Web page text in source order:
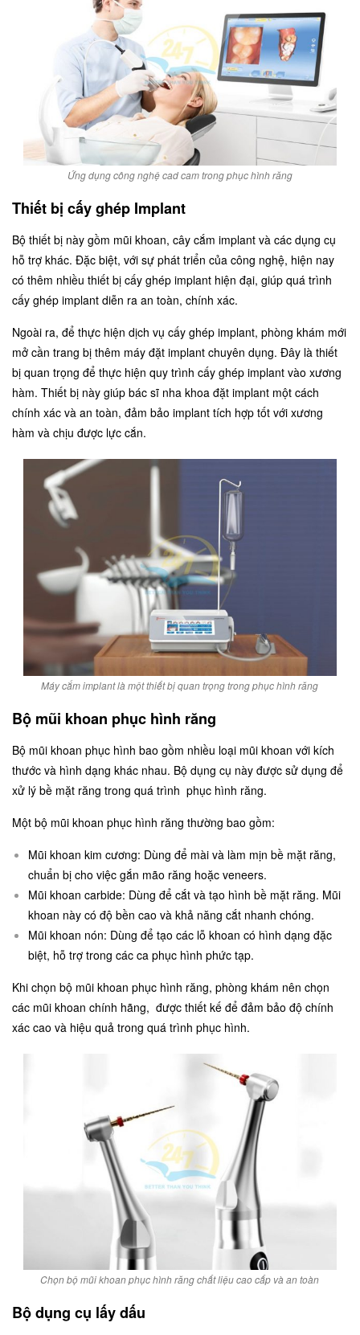
Ứng dụng công nghệ cad cam trong phục hình răng
Thiết bị cấy ghép Implant
Bộ thiết bị này gồm mũi khoan, cây cắm implant và các dụng cụ
hỗ trợ khác. Đặc biệt, với sự phát triển của công nghệ, hiện nay
có thêm nhiều thiết bị cấy ghép implant hiện đại, giúp quá trình
cấy ghép implant diễn ra an toàn, chính xác.
Ngoài ra, để thực hiện dịch vụ cấy ghép implant, phòng khám mới
mở cần trang bị thêm máy đặt implant chuyên dụng. Đây là thiết
bị quan trọng để thực hiện quy trình cấy ghép implant vào xương
hàm. Thiết bị này giúp bác sĩ nha khoa đặt implant một cách
chính xác và an toàn, đảm bảo implant tích hợp tốt với xương
hàm và chịu được lực cắn.
Máy cắm implant là một thiết bị quan trọng trong phục hình răng
Bộ mũi khoan phục hình răng
Bộ mũi khoan phục hình bao gồm nhiều loại mũi khoan với kích
thước và hình dạng khác nhau. Bộ dụng cụ này được sử dụng để
xử lý bề mặt răng trong quá trình phục hình răng.
Một bộ mũi khoan phục hình răng thường bao gồm:
Mũi khoan kim cương: Dùng để mài và làm mịn bề mặt răng,
chuẩn bị cho việc gắn mão răng hoặc veneers.
Mũi khoan carbide: Dùng để cắt và tạo hình bề mặt răng. Mũi
khoan này có độ bền cao và khả năng cắt nhanh chóng.
Mũi khoan nón: Dùng để tạo các lỗ khoan có hình dạng đặc
biệt, hỗ trợ trong các ca phục hình phức tạp.
Khi chọn bộ mũi khoan phục hình răng, phòng khám nên chọn
các mũi khoan chính hãng, được thiết kế để đảm bảo độ chính
xác cao và hiệu quả trong quá trình phục hình.
Chọn bộ mũi khoan phục hình răng chất liệu cao cấp và an toàn
Bộ dụng cụ lấy dấu